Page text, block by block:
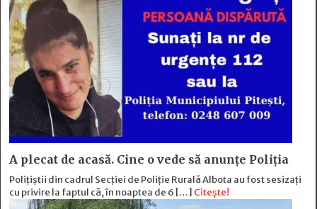
A plecat de acasă. Cine o vede să anunțe Poliția
Polițiștii din cadrul Secției de Poliție Rurală Albota au fost sesizați
cu privire la faptul că, în noaptea de 6 […] Citește!